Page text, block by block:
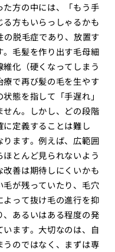
方の中には、「もう手
方もいらっしゃるかも
の脱毛症であり、放置す
毛髪を作り出す毛母細
化（硬くなってしまう
で再び髪の毛を生やす
態を指して「手遅れ」
せん。しかし、どの段階
定義することは難し
ります。例えば、広範囲
とんど見られないよう
善は期待しにくいかも
毛が残っていたり、毛穴
って抜け毛の進行を抑
あるいはある程度の発
ます。大切なのは、自
のではなく、まずは専